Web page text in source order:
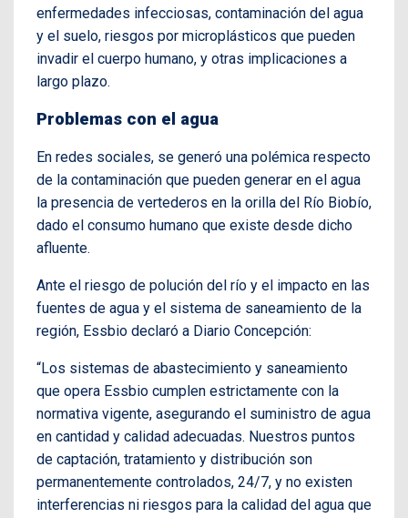
enfermedades infecciosas, contaminación del agua
y el suelo, riesgos por microplásticos que pueden
invadir el cuerpo humano, y otras implicaciones a
largo plazo.
Problemas con el agua
En redes sociales, se generó una polémica respecto
de la contaminación que pueden generar en el agua
la presencia de vertederos en la orilla del Río Biobío,
dado el consumo humano que existe desde dicho
afluente.
Ante el riesgo de polución del río y el impacto en las
fuentes de agua y el sistema de saneamiento de la
región, Essbio declaró a Diario Concepción:
“Los sistemas de abastecimiento y saneamiento
que opera Essbio cumplen estrictamente con la
normativa vigente, asegurando el suministro de agua
en cantidad y calidad adecuadas. Nuestros puntos
de captación, tratamiento y distribución son
permanentemente controlados, 24/7, y no existen
interferencias ni riesgos para la calidad del agua que